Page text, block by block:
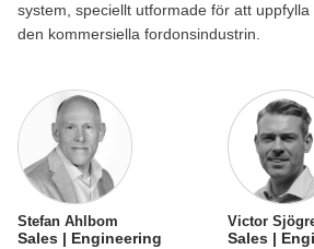
system, speciellt utformade för att
den kommersiella fordonsindustrin.
Stefan Ahlbom
Sales | Engineering
Victor
Sales |